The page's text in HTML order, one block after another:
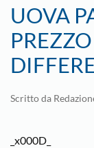
UOVA
Scritto da
_x000D_